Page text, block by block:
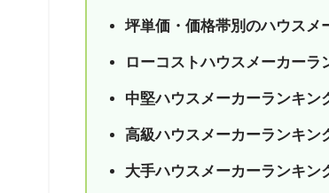
坪単価・価格帯別のハウスメ
ローコストハウスメーカーラ
中堅ハウスメーカーランキン
高級ハウスメーカーランキン
大手ハウスメーカーランキン